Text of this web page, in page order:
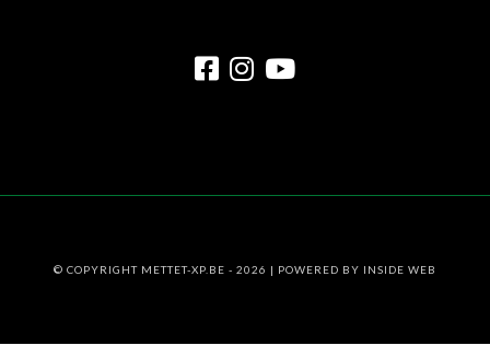
© COPYRIGHT METTET-XP.BE - 2026 | POWERED BY INSIDE WEB